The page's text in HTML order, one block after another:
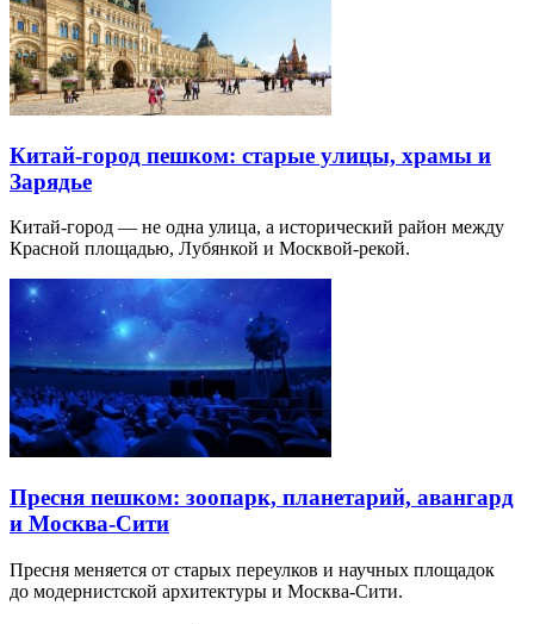
Китай-город пешком: старые улицы, храмы и
Зарядье
Китай-город — не одна улица, а исторический район между
Красной площадью, Лубянкой и Москвой-рекой.
Пресня пешком: зоопарк, планетарий, авангард
и Москва-Сити
Пресня меняется от старых переулков и научных площадок
до модернистской архитектуры и Москва-Сити.